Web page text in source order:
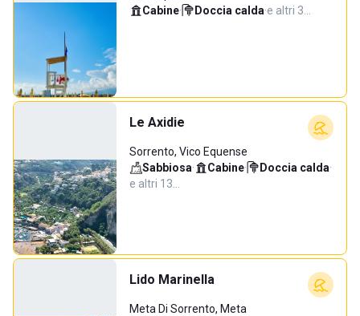
Cabine· Doccia calda·e altri 3…
Le Axidie
Sorrento, Vico Equense
Sabbiosa· Cabine· Doccia calda·
e altri 13…
Lido Marinella
Meta Di Sorrento, Meta